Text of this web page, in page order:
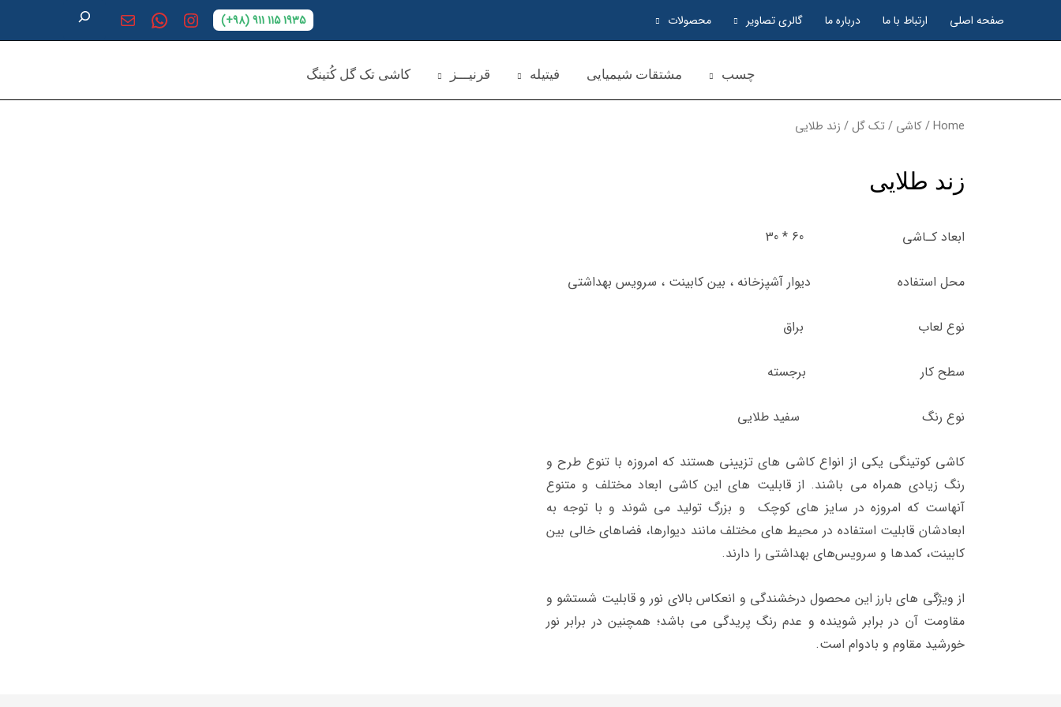
صفحه اصلی ارتباط با ما درباره ما گالری تصاویر محصولات 1935 115 911 (98+)
چسب مشتقات شیمیایی فیتیله قرنیـــز کاشی تک گل کُتینگ
Home
/کاشی / تک گل/ زند طلایی
زند طلایی
ابعاد کـاشی 60 * 30
محل استفاده دیوار آشپزخانه ، بین کابینت ، سرویس بهداشتی
نوع لعاب براق
سطح کار برجسته
نوع رنگ سفید طلایی
کاشی کوتینگی یکی از انواع کاشی های تزیینی هستند که امروزه با تنوع طرح و
رنگ زیادی همراه می باشند. از قابلیت های این کاشی ابعاد مختلف و متنوع
آنهاست که امروزه در سایز های کوچک و بزرگ تولید می شوند و با توجه به
ابعادشان قابلیت استفاده در محیط های مختلف مانند دیوارها، فضاهای خالی بین
کابینت، کمدها و سرویس‌های بهداشتی را دارند.
از ویژگی های بارز این محصول درخشندگی و انعکاس بالای نور و قابلیت شستشو و
مقاومت آن در برابر شوینده‌ و عدم رنگ پریدگی می باشد؛ همچنین در برابر نور
خورشید مقاوم و بادوام است.